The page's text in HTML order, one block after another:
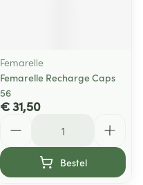
Femarelle
Femarelle Recharge Caps
56
€ 31,50
Bestel